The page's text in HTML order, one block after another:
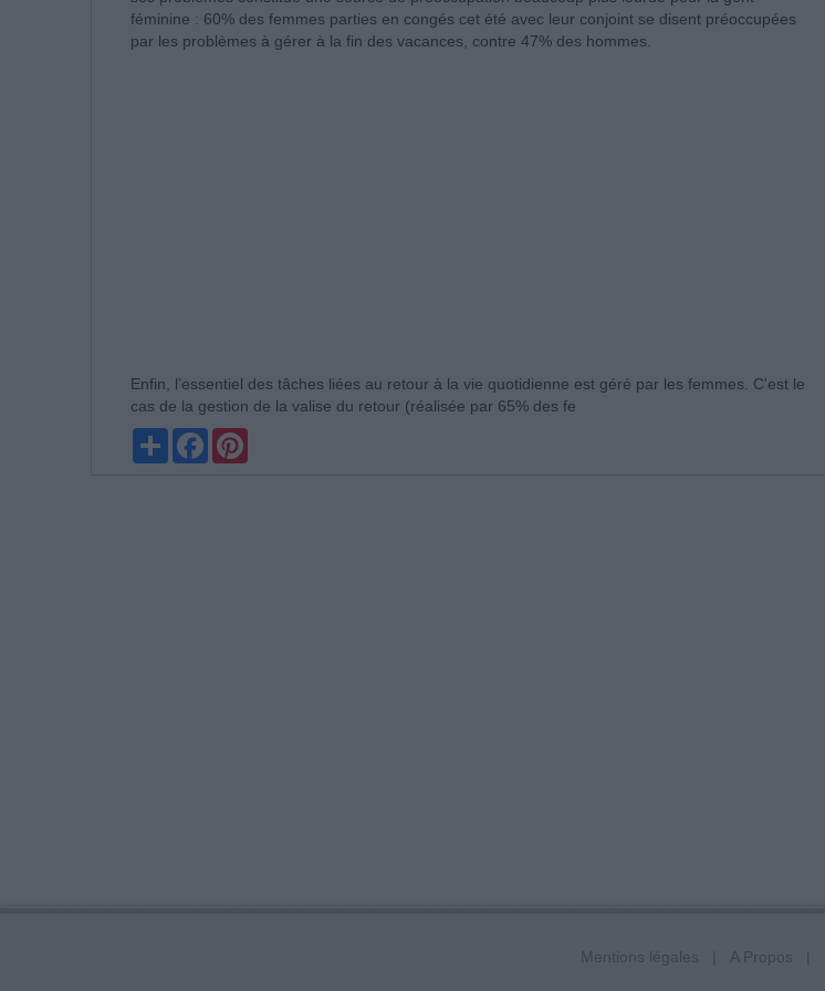
féminine : 60% des femmes parties en congés cet été avec leur conjoint se disent préoccupées
par les problèmes à gérer à la fin des vacances, contre 47% des hommes.
Enfin, l’essentiel des tâches liées au retour à la vie quotidienne est géré par les femmes. C'est le
cas de la gestion de la valise du retour (réalisée par 65% des fe
PartagerFacebook
Mentions légales A Propos